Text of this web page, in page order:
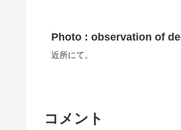
Photo : observation of
近所にて。
コメント